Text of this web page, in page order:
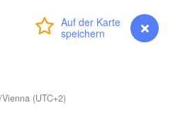
myVentusky Vorhersage
(UTC+2)
(Babrujsk)